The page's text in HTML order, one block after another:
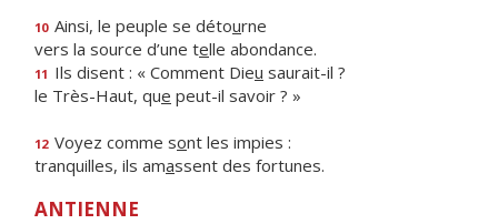
10 Ainsi, le peuple se détourne
vers la source d’une telle abondance.
11 Ils disent : « Comment Dieu saurait-il ?
le Très-Haut, que peut-il savoir ? »
12 Voyez comme sont les impies :
tranquilles, ils amassent des fortunes.
ANTIENNE